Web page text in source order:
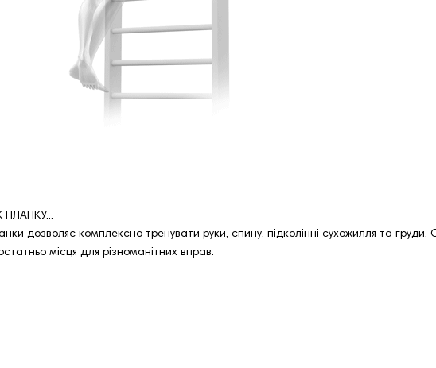
дозволяє комплексно тренувати руки, спину, підколінні сухожилля та
місця для різноманітних вправ.